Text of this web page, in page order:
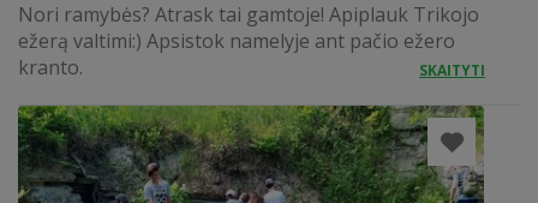
Nori ramybės? Atrask tai gamtoje! Apiplauk Trikojo
ežerą valtimi:) Apsistok namelyje ant pačio ežero
kranto.
SKAITYTI